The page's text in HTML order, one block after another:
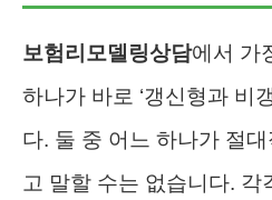
보험리모델링상담에서 가
하나가 바로 ‘갱신형과 비
다. 둘 중 어느 하나가 절
고 말할 수는 없습니다. 각